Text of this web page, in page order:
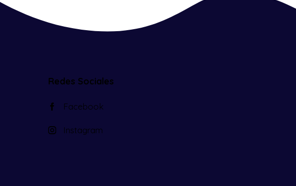
Redes Sociales
Facebook
Instagram